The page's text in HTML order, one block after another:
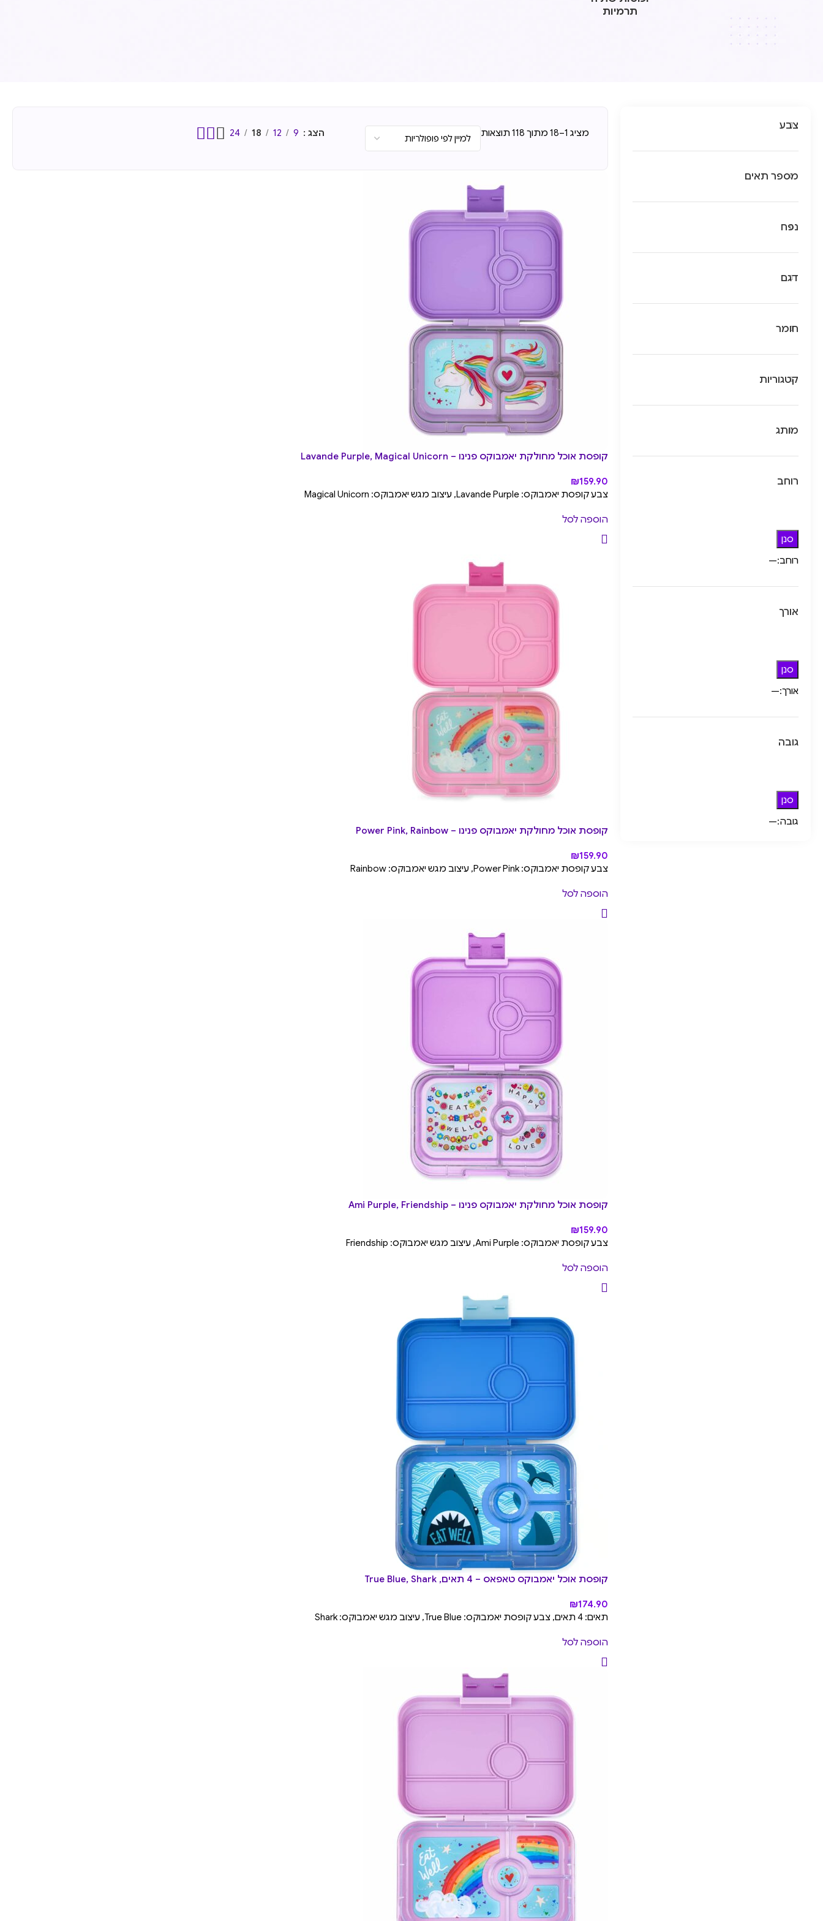
תרמיות
צבע
מספר תאים
נפח
דגם
חומר
קטגוריות
מותג
רוחב
סנן
רוחב:—
אורך
סנן
אורך:—
גובה
סנן
גובה:—
מציג 1–18 מתוך 118 תוצאות הצג 9
12
18
24
קופסת אוכל מחולקת יאמבוקס פנינו – Lavande Purple, Magical Unicorn
₪159.90
צבע קופסת יאמבוקס: Lavande Purple, עיצוב מגש יאמבוקס: Magical Unicorn
הוספה לסל
קופסת אוכל מחולקת יאמבוקס פנינו – Power Pink, Rainbow
₪159.90
צבע קופסת יאמבוקס: Power Pink, עיצוב מגש יאמבוקס: Rainbow
הוספה לסל
קופסת אוכל מחולקת יאמבוקס פנינו – Ami Purple, Friendship
₪159.90
צבע קופסת יאמבוקס: Ami Purple, עיצוב מגש יאמבוקס: Friendship
הוספה לסל
קופסת אוכל יאמבוקס טאפאס – 4 תאים, True Blue, Shark
₪174.90
תאים: 4 תאים, צבע קופסת יאמבוקס: True Blue, עיצוב מגש יאמבוקס: Shark
הוספה לסל